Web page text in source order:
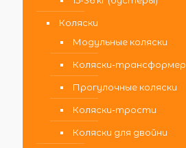
Коляски
Модульные коляски
Коляски-
Прогулочные коляски
Коляски-трости
Коляски для двойни